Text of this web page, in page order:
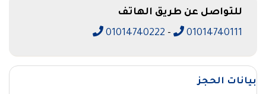
للتواصل عن طريق الهاتف
01014740111
-
01014740222
بيانات الحجز